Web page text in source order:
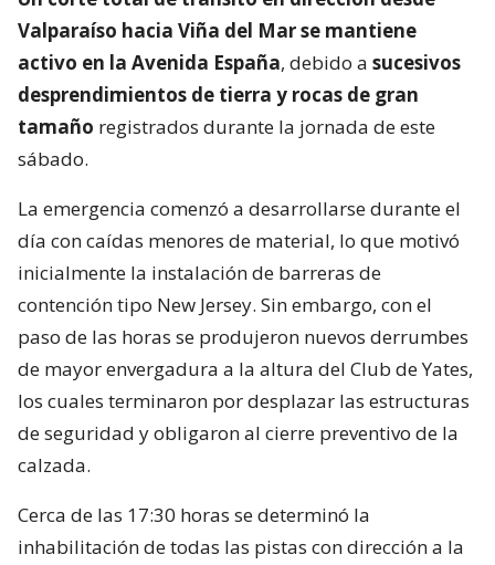
Valparaíso hacia Viña del Mar se mantiene
activo en la Avenida España, debido a sucesivos
desprendimientos de tierra y rocas de gran
tamaño registrados durante la jornada de este
sábado.
La emergencia comenzó a desarrollarse durante el
día con caídas menores de material, lo que motivó
inicialmente la instalación de barreras de
contención tipo New Jersey. Sin embargo, con el
paso de las horas se produjeron nuevos derrumbes
de mayor envergadura a la altura del Club de Yates,
los cuales terminaron por desplazar las estructuras
de seguridad y obligaron al cierre preventivo de la
calzada.
Cerca de las 17:30 horas se determinó la
inhabilitación de todas las pistas con dirección a la